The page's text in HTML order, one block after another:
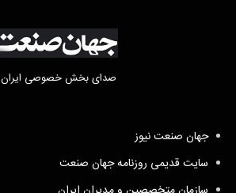
صدای بخش خصوصی ایران
جهان صنعت نیوز
سایت قدیمی روزنامه جهان صنعت